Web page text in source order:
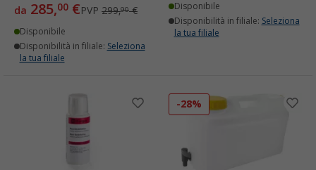
da 285,00 €PVP 299,90€
Disponibile
Disponibilità in filiale: Seleziona
la tua filiale
Disponibile
Disponibilità in filiale: Seleziona
la tua filiale
-28%